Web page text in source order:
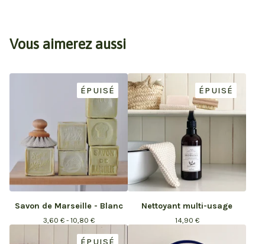
Vous aimerez aussi
ÉPUISÉ
Savon de Marseille - Blanc
3,60 €- 10,80 €
ÉPUISÉ
Nettoyant multi-usage
14,90 €
ÉPUISÉ